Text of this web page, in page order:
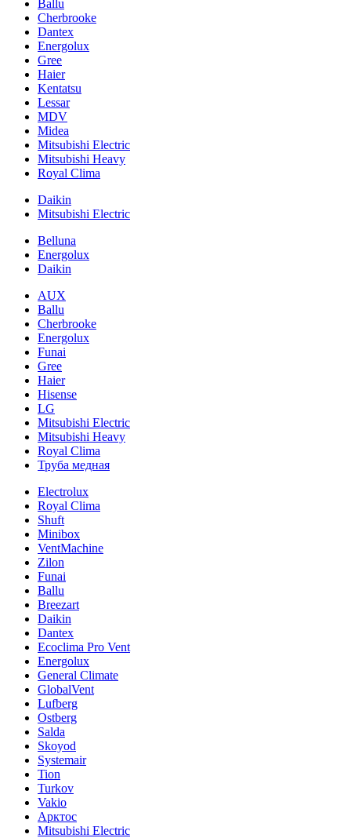
Ballu
Cherbrooke
Dantex
Energolux
Gree
Haier
Kentatsu
Lessar
MDV
Midea
Mitsubishi Electric
Mitsubishi Heavy
Royal Clima
Daikin
Mitsubishi Electric
Belluna
Energolux
Daikin
AUX
Ballu
Cherbrooke
Energolux
Funai
Gree
Haier
Hisense
LG
Mitsubishi Electric
Mitsubishi Heavy
Royal Clima
Труба медная
Electrolux
Royal Clima
Shuft
Minibox
VentMachine
Zilon
Funai
Ballu
Breezart
Daikin
Dantex
Ecoclima Pro Vent
Energolux
General Climate
GlobalVent
Lufberg
Ostberg
Salda
Skoyod
Systemair
Tion
Turkov
Vakio
Арктос
Mitsubishi Electric